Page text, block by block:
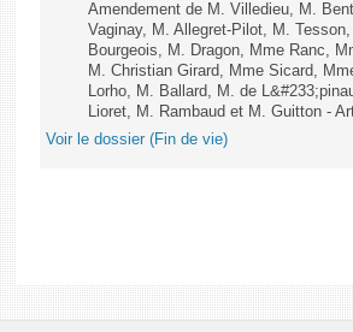
Amendement de M. Villedieu, M.
Vaginay, M. Allegret-Pilot, M.
Bourgeois, M. Dragon, Mme Ranc,
M. Christian Girard, Mme Sicard,
Lorho, M. Ballard, M. de
Lioret, M. Rambaud et M. Guitton -
Voir le dossier (Fin de vie)